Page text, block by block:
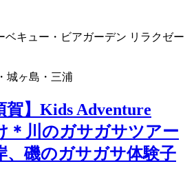
ベキュー・ビアガーデン リラクゼー
城ヶ島・三浦
賀】Kids Adventure
＊川のガサガサツアー
、磯のガサガサ体験子